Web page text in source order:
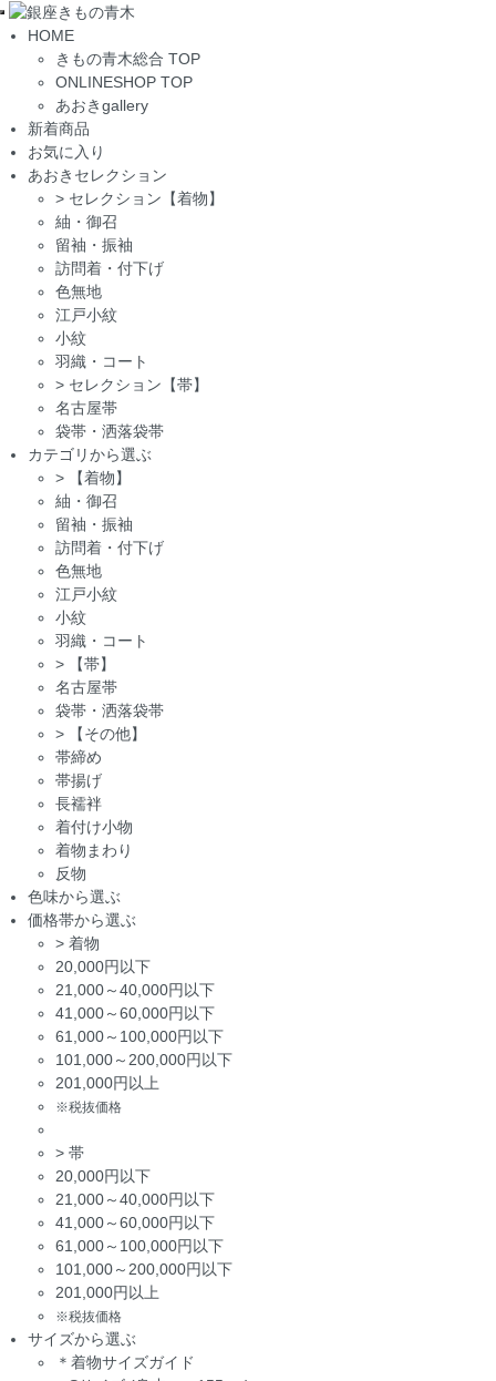
Toggle
navigation
HOME
きもの青木総合 TOP
ONLINESHOP TOP
あおきgallery
新着商品
お気に入り
あおきセレクション
> セレクション【着物】
紬・御召
留袖・振袖
訪問着・付下げ
色無地
江戸小紋
小紋
羽織・コート
> セレクション【帯】
名古屋帯
袋帯・洒落袋帯
カテゴリから選ぶ
>
【着物】
紬・御召
留袖・振袖
訪問着・付下げ
色無地
江戸小紋
小紋
羽織・コート
>
【帯】
名古屋帯
袋帯・洒落袋帯
>
【その他】
帯締め
帯揚げ
長襦袢
着付け小物
着物まわり
反物
色味から選ぶ
価格帯から選ぶ
> 着物
20,000円以下
21,000～40,000円以下
41,000～60,000円以下
61,000～100,000円以下
101,000～200,000円以下
201,000円以上
※税抜価格
> 帯
20,000円以下
21,000～40,000円以下
41,000～60,000円以下
61,000～100,000円以下
101,000～200,000円以下
201,000円以上
※税抜価格
サイズから選ぶ
＊着物サイズガイド